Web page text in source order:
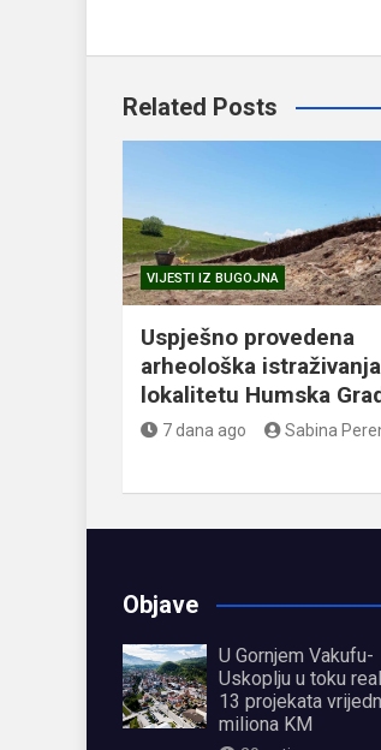
Related Posts
VIJESTI IZ BUGOJNA
Uspješno provedena
arheološka
lokalitetu Humska
7 dana ago Sabina
Objave
U Gornjem Vakufu-
Uskoplju u toku
13 projekata
miliona KM